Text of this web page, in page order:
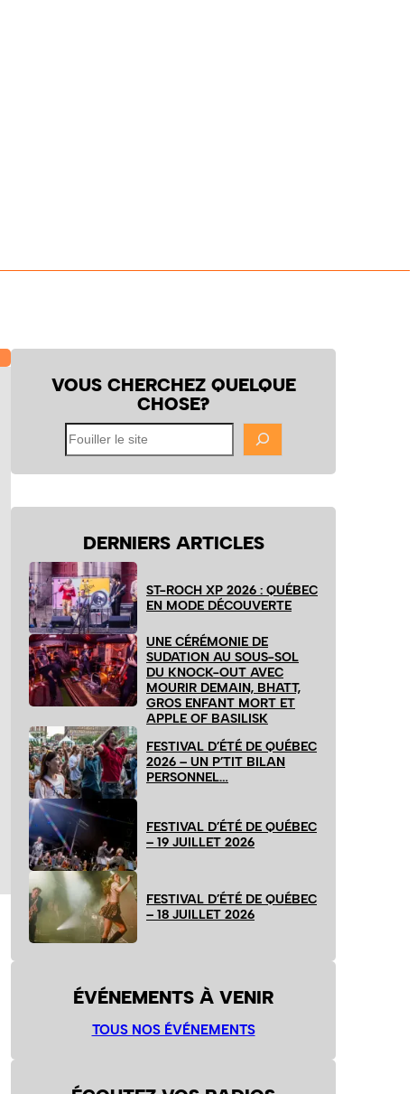
VOUS CHERCHEZ QUELQUE
CHOSE?
Fouiller
le
site
DERNIERS ARTICLES
ST-ROCH XP 2026 : QUÉBEC
EN MODE DÉCOUVERTE
UNE CÉRÉMONIE DE
SUDATION AU SOUS-SOL
DU KNOCK-OUT AVEC
MOURIR DEMAIN, BHATT,
GROS ENFANT MORT ET
APPLE OF BASILISK
FESTIVAL D’ÉTÉ DE QUÉBEC
2026 – UN P’TIT BILAN
PERSONNEL…
FESTIVAL D’ÉTÉ DE QUÉBEC
– 19 JUILLET 2026
FESTIVAL D’ÉTÉ DE QUÉBEC
– 18 JUILLET 2026
ÉVÉNEMENTS À VENIR
TOUS NOS ÉVÉNEMENTS